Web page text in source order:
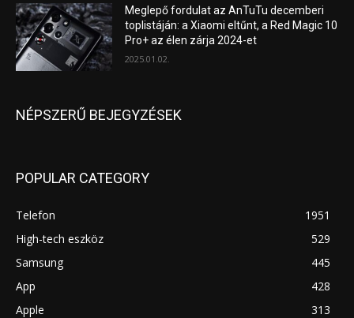
Meglepő fordulat az AnTuTu decemberi
toplistáján: a Xiaomi eltűnt, a Red Magic 10
Pro+ az élen zárja 2024-et
2025.01.02.
NÉPSZERŰ BEJEGYZÉSEK
POPULAR CATEGORY
Telefon
1951
High-tech eszköz
529
Samsung
445
App
428
Apple
313